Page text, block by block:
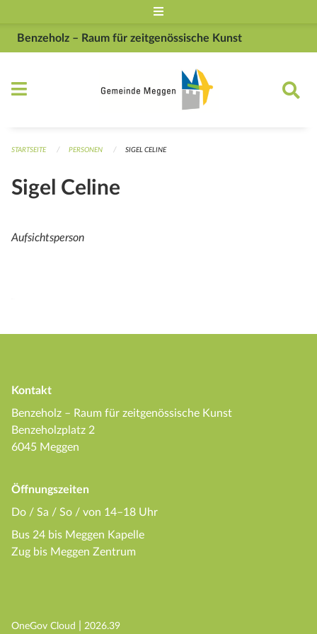
Benzeholz – Raum für zeitgenössische Kunst
STARTSEITE PERSONEN SIGEL CELINE
Sigel Celine
Aufsichtsperson
Kontakt
Benzeholz – Raum für zeitgenössische Kunst
Benzeholzplatz 2
6045 Meggen
Öffnungszeiten
Do / Sa / So / von 14–18 Uhr
Bus 24 bis Meggen Kapelle
Zug bis Meggen Zentrum
OneGov Cloud (External Link)
2026.39